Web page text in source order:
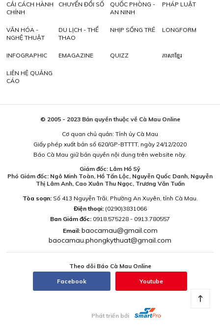
CẢI CÁCH HÀNH
CHÍNH
CHUYỂN ĐỔI SỐ
QUỐC PHÒNG -
AN NINH
PHÁP LUẬT
VĂN HÓA -
NGHỆ THUẬT
DU LỊCH - THỂ
THAO
NHỊP SỐNG TRẺ LONGFORM
INFOGRAPHIC EMAGAZINE QUIZZ ភាសាខ្មែរ
LIÊN HỆ QUẢNG
CÁO
© 2005 - 2023 Bản quyền thuộc về Cà Mau Online
Cơ quan chủ quản: Tỉnh ủy Cà Mau
Giấy phép xuất bản số 620/GP-BTTTT, ngày 24/12/2020
Báo Cà Mau giữ bản quyền nội dung trên website này.
Giám đốc: Lâm Hồ Sỹ
Phó Giám đốc: Ngô Minh Toàn, Hồ Tấn Lộc, Nguyễn Quốc Danh, Nguyễn
Thị Lâm Anh, Cao Xuân Thu Ngọc, Trương Văn Tuấn
Tòa soạn:Số 413 Nguyễn Trãi, Phường An Xuyên, tỉnh Cà Mau.
Điện thoại: (0290)3831066
Ban Giám đốc: 0918.575228 - 0913.780557
Email: baocamau@gmail.com
baocamau.phongkythuat@gmail.com
Theo dõi Báo Cà Mau Online
Facebook Youtube
Phát triển bởi